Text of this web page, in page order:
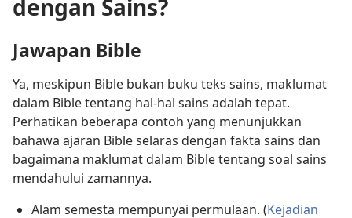
dengan Sains?
Jawapan Bible
Ya, meskipun Bible bukan buku teks sains, maklumat
dalam Bible tentang hal-hal sains adalah tepat.
Perhatikan beberapa contoh yang menunjukkan
bahawa ajaran Bible selaras dengan fakta sains dan
bagaimana maklumat dalam Bible tentang soal sains
mendahului zamannya.
Alam semesta mempunyai permulaan. (Kejadian